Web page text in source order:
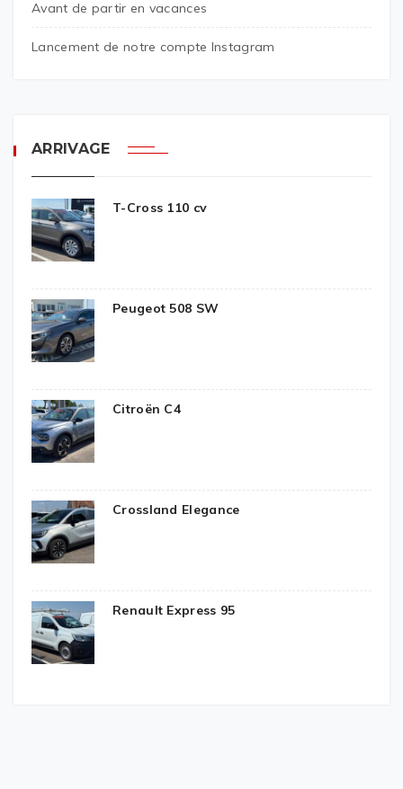
Avant de partir en vacances
Lancement de notre compte Instagram
ARRIVAGE
T-Cross 110 cv
Peugeot 508 SW
Citroën C4
Crossland Elegance
Renault Express 95